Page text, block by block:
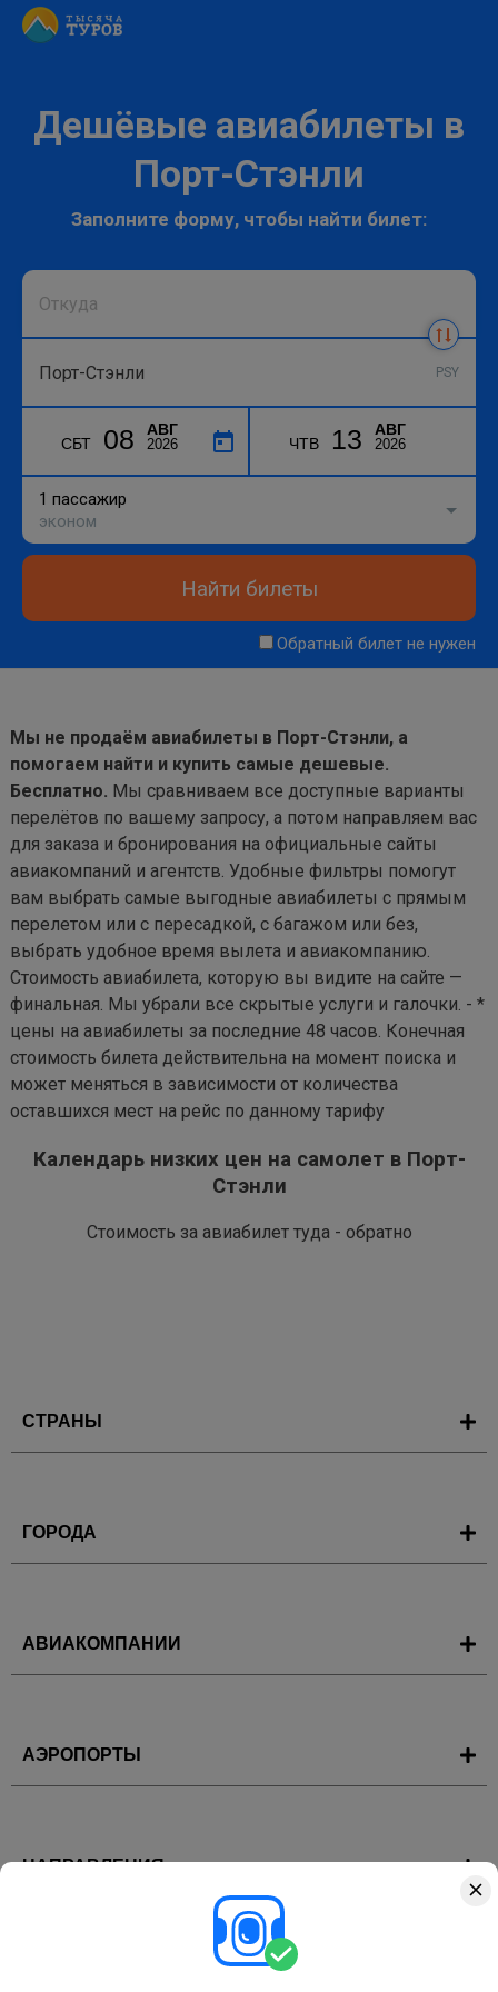
Дешёвые авиабилеты в
Порт-Стэнли
Заполните форму, чтобы найти билет:
PSY
СБТ 08 АВГ
2026 ЧТВ 13 АВГ
2026
1 пассажир
эконом
Найти билеты
Обратный билет не нужен
Мы не продаём авиабилеты в Порт-Стэнли, а
помогаем найти и купить самые дешевые.
Бесплатно. Мы сравниваем все доступные варианты
перелётов по вашему запросу, а потом направляем вас
для заказа и бронирования на официальные сайты
авиакомпаний и агентств. Удобные фильтры помогут
вам выбрать самые выгодные авиабилеты с прямым
перелетом или с пересадкой, с багажом или без,
выбрать удобное время вылета и авиакомпанию.
Стоимость авиабилета, которую вы видите на сайте —
финальная. Мы убрали все скрытые услуги и галочки. - *
цены на авиабилеты за последние 48 часов. Конечная
стоимость билета действительна на момент поиска и
может меняться в зависимости от количества
оставшихся мест на рейс по данному тарифу
Календарь низких цен на самолет в Порт-
Стэнли
Стоимость за авиабилет туда - обратно
СТРАНЫ
ГОРОДА
АВИАКОМПАНИИ
АЭРОПОРТЫ
НАПРАВЛЕНИЯ